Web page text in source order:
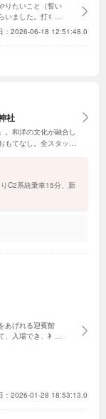
りたいこと（誓い
ました。 打ち合
。わからないこと
ットーに、自分
にしたい、という
帰ってくるので
：2026-06-18 12:51:48.0
社
。和洋の文化が融合し
もてなし。全スタッフ
C2系統乗車15分、新
あげれる迎賓館
、入場でき、神聖
ただき、プラン
だきました。
しい施設を探して
：2026-01-28 18:53:13.0